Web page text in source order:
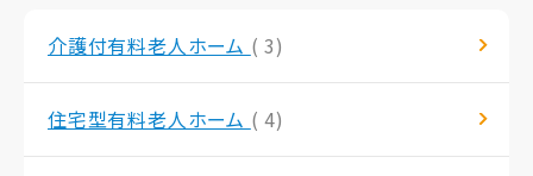
介護付有料老人ホーム ( 3)
住宅型有料老人ホーム ( 4)